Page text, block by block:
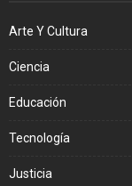
Arte Y Cultura
Ciencia
Educación
Tecnología
Justicia